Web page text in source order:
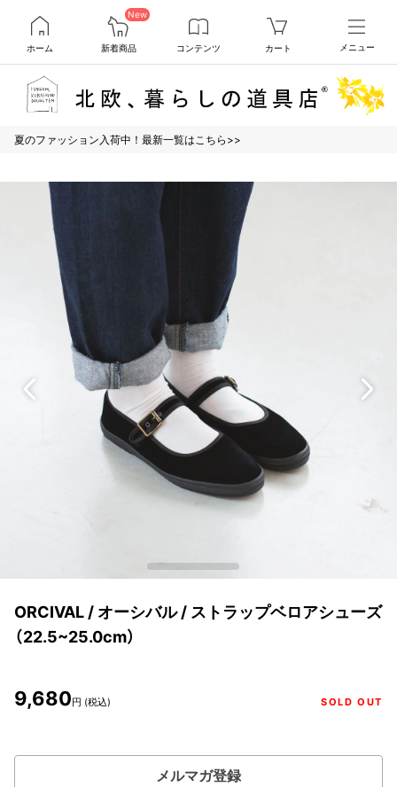
ホーム
New
新着商品 コンテンツ カート メニュー
夏のファッション入荷中！最新一覧はこちら>>
ORCIVAL / オーシバル / ストラップベロアシューズ
（22.5~25.0cm）
9,680円 (税込) SOLD OUT
メルマガ登録